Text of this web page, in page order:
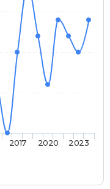
2017 2020 2023